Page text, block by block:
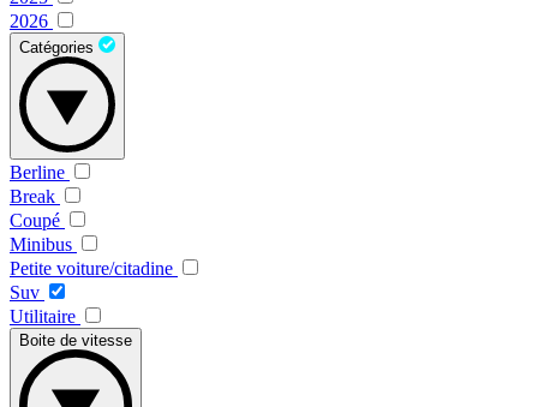
2026
Catégories
Berline
Break
Coupé
Minibus
Petite voiture/citadine
Suv
Utilitaire
Boite de vitesse